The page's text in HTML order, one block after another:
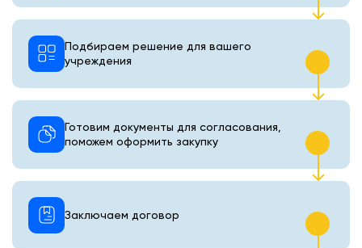
Подбираем решение для вашего
учреждения
Готовим документы для согласования,
поможем оформить закупку
Заключаем договор